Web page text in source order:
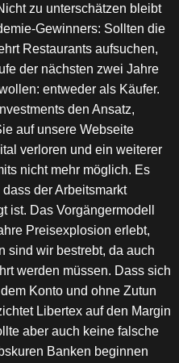
zu unterschätzen bleibt
Gewinners: Sollten die
Restaurants aufsuchen,
der nächsten zwei Jahre
entweder als Käufer.
den Ansatz,
auf unsere Webseite
verloren und ein weiterer
nicht mehr möglich. Es
der Arbeitsmarkt
ist. Das Vorgängermodell
Preisexplosion erlebt,
sind wir bestrebt, da auch
werden müssen. Dass sich
Konto und ohne Zutun
Libertex auf den Margin
aber auch keine falsche
Banken beginnen